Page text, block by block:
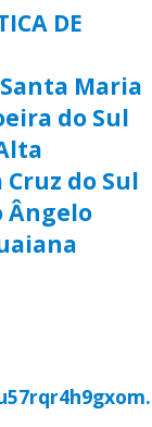
DE
Maria
do Sul
Cruz do Sul
Ângelo